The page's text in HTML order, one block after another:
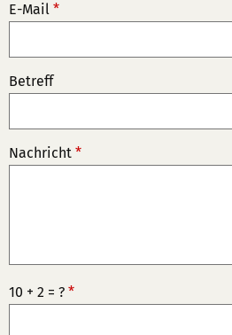
E-Mail *
Betreff
Nachricht *
10 + 2 = ? *